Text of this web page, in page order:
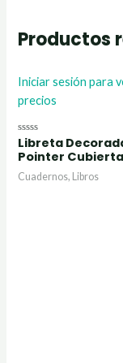
Productos
Iniciar sesión para
precios
Valorado
con
0
de
5
Libreta
Pointer
Cuadernos, Libros